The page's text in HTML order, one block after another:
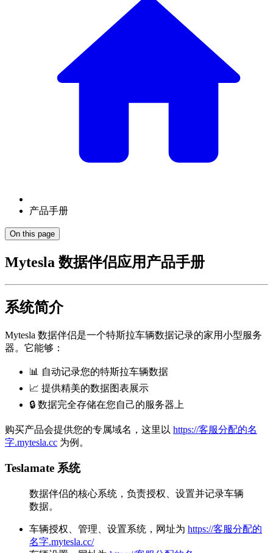
产品手册
On this page
Mytesla 数据伴侣应用产品手册
系统简介
Mytesla 数据伴侣是一个特斯拉车辆数据记录的家用小型服务
器。它能够：
📊 自动记录您的特斯拉车辆数据
📈 提供精美的数据图表展示
🔒 数据完全存储在您自己的服务器上
购买产品会提供您的专属域名，这里以 https://客服分配的名
字.mytesla.cc 为例。
Teslamate 系统
数据伴侣的核心系统，负责授权、设置并记录车辆
数据。
车辆授权、管理、设置系统，网址为 https://客服分配的
名字.mytesla.cc/